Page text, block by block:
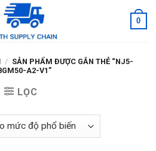
0
/ SẢN PHẨM ĐƯỢC GẮN THẺ “NJ5-
A2-V1”
LỌC